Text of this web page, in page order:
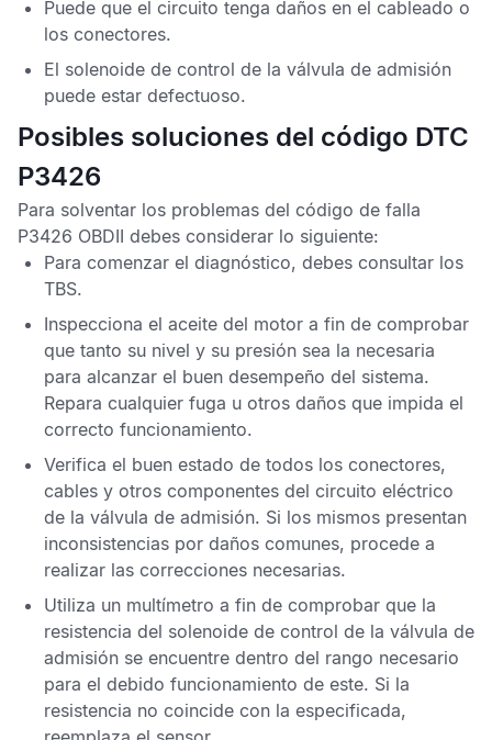
Puede que el circuito tenga daños en el cableado o
los conectores.
El solenoide de control de la válvula de admisión
puede estar defectuoso.
Posibles soluciones del código DTC
P3426
Para solventar los problemas del código de falla
P3426 OBDII debes considerar lo siguiente:
Para comenzar el diagnóstico, debes consultar los
TBS.
Inspecciona el aceite del motor a fin de comprobar
que tanto su nivel y su presión sea la necesaria
para alcanzar el buen desempeño del sistema.
Repara cualquier fuga u otros daños que impida el
correcto funcionamiento.
Verifica el buen estado de todos los conectores,
cables y otros componentes del circuito eléctrico
de la válvula de admisión. Si los mismos presentan
inconsistencias por daños comunes, procede a
realizar las correcciones necesarias.
Utiliza un multímetro a fin de comprobar que la
resistencia del solenoide de control de la válvula de
admisión se encuentre dentro del rango necesario
para el debido funcionamiento de este. Si la
resistencia no coincide con la especificada,